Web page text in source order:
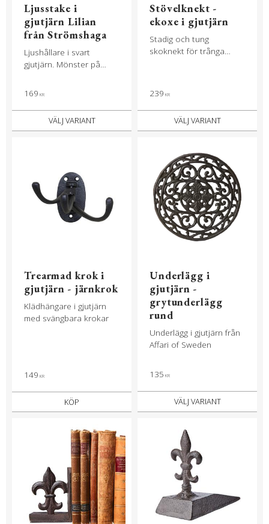
Ljusstake i
gjutjärn Lilian
från Strömshaga
Ljushållare i svart
gjutjärn. Mönster på
169 KR
Stövelknekt -
ekoxe i gjutjärn
Stadig och tung
skoknekt för trånga
239 KR
Trearmad krok i
gjutjärn - järnkrok
Klädhängare i gjutjärn
med svängbara krokar
149 KR
KÖP
Underlägg i
gjutjärn -
grytunderlägg
rund
Underlägg i gjutjärn från
Affari of Sweden
135 KR